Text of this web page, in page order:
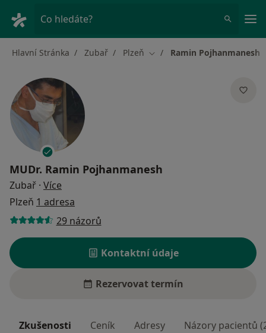
Co hledáte?
Hlavní Stránka Zubař Plzeň Změna města
Ramin Pojhanmanesh
MUDr. Ramin Pojhanmanesh
Zubař · Více
Plzeň 1 adresa
29 názorů
Kontaktní údaje
Rezervovat termín
Zkušenosti Ceník Adresy Názory pacientů